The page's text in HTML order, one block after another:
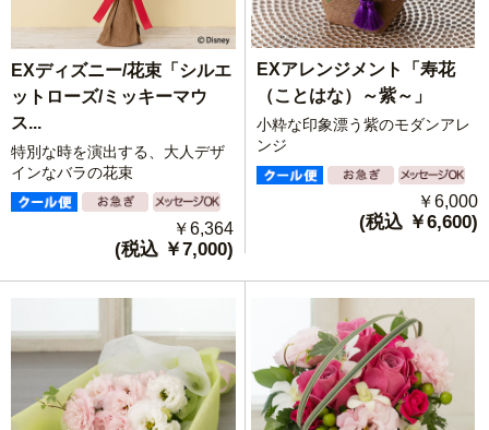
EXディズニー/花束「シルエ
ットローズ/ミッキーマウ
ス...
特別な時を演出する、大人デザ
インなバラの花束
￥6,364
(税込 ￥7,000)
EXアレンジメント「寿花
（ことはな）～紫～」
小粋な印象漂う紫のモダンアレ
ンジ
￥6,000
(税込 ￥6,600)